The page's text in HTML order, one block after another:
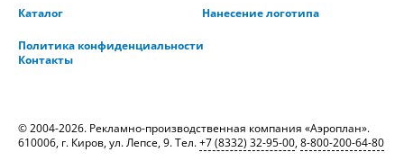
Каталог Нанесение логотипа
Политика конфиденциальности
Контакты
© 2004-2026. Рекламно-производственная компания «Аэроплан».
610006, г. Киров, ул. Лепсе, 9. Тел.+7 (8332) 32-95-00,8-800-200-64-80